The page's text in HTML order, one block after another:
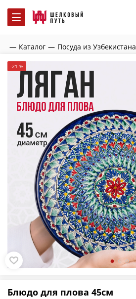
— Каталог — Посуда из Узбекистана
-21 %
Блюдо для плова 45см